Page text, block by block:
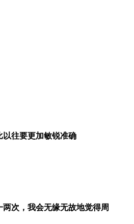
以往要更加敏锐准确
两次，我会无缘无故地觉得周